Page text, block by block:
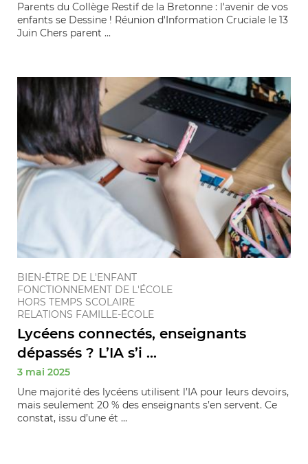
Parents du Collège Restif de la Bretonne : l'avenir de vos
enfants se Dessine ! Réunion d'Information Cruciale le 13
Juin Chers parent ...
BIEN-ÊTRE DE L'ENFANT
FONCTIONNEMENT DE L'ÉCOLE
HORS TEMPS SCOLAIRE
RELATIONS FAMILLE-ÉCOLE
Lycéens connectés, enseignants
dépassés ? L’IA s’i ...
3 mai 2025
Une majorité des lycéens utilisent l’IA pour leurs devoirs,
mais seulement 20 % des enseignants s’en servent. Ce
constat, issu d’une ét ...